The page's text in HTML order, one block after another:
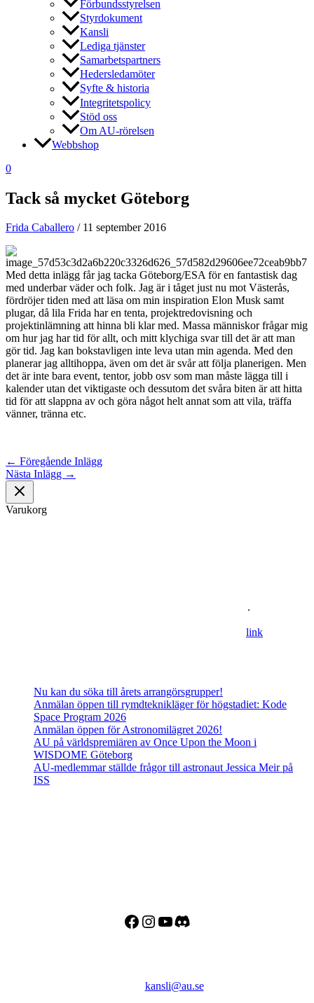
Förbundsstyrelsen
Styrdokument
Kansli
Lediga tjänster
Samarbetspartners
Hedersledamöter
Syfte & historia
Integritetspolicy
Stöd oss
Om AU-rörelsen
Webbshop
0
Tack så mycket Göteborg
Frida Caballero / 11 september 2016
Med detta inlägg får jag tacka Göteborg/ESA för en fantastisk dag
med underbar väder och folk. Jag är i tåget just nu mot Västerås,
fördröjer tiden med att läsa om min inspiration Elon Musk samt
plugar, då lila Frida har en tenta, projektredovisning och
projektinlämning att hinna bli klar med. Massa människor frågar mig
om hur jag har tid för allt, och mitt klychiga svar till det är att man
gör tid. Jag kan bokstavligen inte leva utan min agenda. Med den
planerar jag alltihoppa, även om det är svår att följa planerigen. Men
det är inte bara event, tentor, jobb osv som man måste lägga till i
kalender utan det viktigaste och dessutom det svåra biten är att hitta
tid för att slappna av och göra något helt annat som att vila, träffa
vänner, tränna etc.
← Föregående Inlägg
Nästa Inlägg →
Varukorg
.
link
Nu kan du söka till årets arrangörsgrupper!
Anmälan öppen till rymdteknikläger för högstadiet: Kode
Space Program 2026
Anmälan öppen för Astronomilägret 2026!
AU på världspremiären av Once Upon the Moon i
WISDOME Göteborg
AU-medlemmar ställde frågor till astronaut Jessica Meir på
ISS
Facebook
Instagram
YouTube
Discord
kansli@au.se